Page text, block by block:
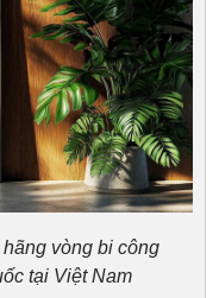
vòng bi công
tại Việt Nam